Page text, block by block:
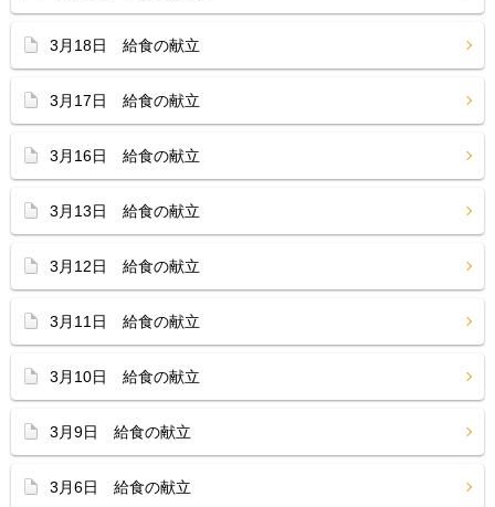
3月18日 給食の献立
3月17日 給食の献立
3月16日 給食の献立
3月13日 給食の献立
3月12日 給食の献立
3月11日 給食の献立
3月10日 給食の献立
3月9日 給食の献立
3月6日 給食の献立